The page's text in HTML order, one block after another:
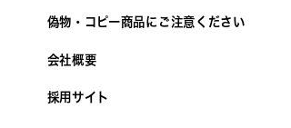
偽物・コピー商品にご注意ください
会社概要
採用サイト